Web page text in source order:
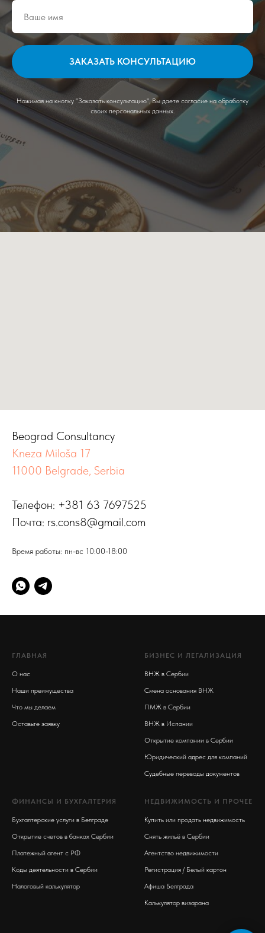
ЗАКАЗАТЬ КОНСУЛЬТАЦИЮ
Нажимая на кнопку "Заказать консультацию", Вы даете согласие на обработку
своих персональных данных.
Beograd Consultancy
Kneza Miloša 17
11000 Belgrade, Serbia
Телефон: +381 63 7697525
Почта: rs.cons8@gmail.com
Время работы: пн-вс 10:00-18:00
ГЛАВНАЯ
О нас
Наши преимущества
Что мы делаем
Оставьте заявку
БИЗНЕС И ЛЕГАЛИЗАЦИЯ
ВНЖ в Сербии
Смена основания ВНЖ
ПМЖ в Сербии
ВНЖ в Испании
Открытие компании в Сербии
Юридический адрес для компаний
Судебные переводы документов
ФИНАНСЫ И БУХГАЛТЕРИЯ
Бухгалтерские услуги в Белграде
Открытие счетов в банках Сербии
Платежный агент с РФ
Коды деятельности в Сербии
Налоговый калькулятор
НЕДВИЖИМОСТЬ И ПРОЧЕЕ
Купить или продать недвижимость
Снять жильё в Сербии
Агентство недвижимости
Регистрация / Белый картон
Афиша Белграда
Калькулятор визарана